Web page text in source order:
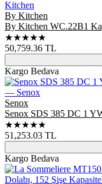
By Kitchen
By Kitchen WC.22B1
★★★★★
50,759.36 TL
Kargo Bedava
Senox
Senox SDS 385 DC 1
★★★★★
51,253.03 TL
Kargo Bedava